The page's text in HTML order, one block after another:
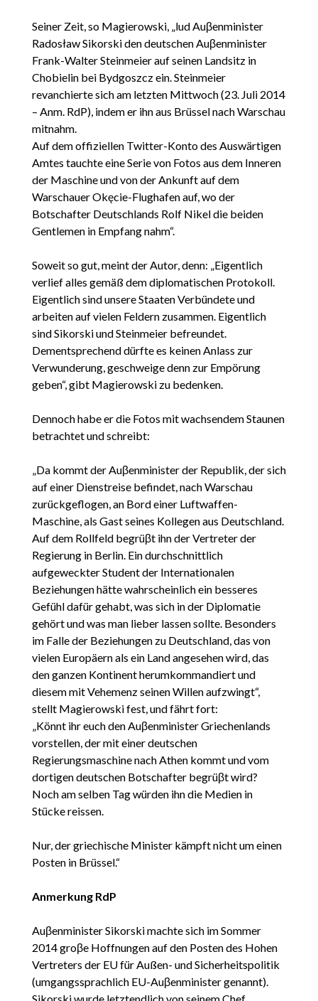
Seiner Zeit, so Magierowski, „lud Auβenminister
Radosław Sikorski den deutschen Auβenminister
Frank-Walter Steinmeier auf seinen Landsitz in
Chobielin bei Bydgoszcz ein. Steinmeier
revanchierte sich am letzten Mittwoch (23. Juli 2014
– Anm. RdP), indem er ihn aus Brüssel nach Warschau
mitnahm.
Auf dem offiziellen Twitter-Konto des Auswärtigen
Amtes tauchte eine Serie von Fotos aus dem Inneren
der Maschine und von der Ankunft auf dem
Warschauer Okęcie-Flughafen auf, wo der
Botschafter Deutschlands Rolf Nikel die beiden
Gentlemen in Empfang nahm“.
Soweit so gut, meint der Autor, denn: „Eigentlich
verlief alles gemäß dem diplomatischen Protokoll.
Eigentlich sind unsere Staaten Verbündete und
arbeiten auf vielen Feldern zusammen. Eigentlich
sind Sikorski und Steinmeier befreundet.
Dementsprechend dürfte es keinen Anlass zur
Verwunderung, geschweige denn zur Empörung
geben“, gibt Magierowski zu bedenken.
Dennoch habe er die Fotos mit wachsendem Staunen
betrachtet und schreibt:
„Da kommt der Auβenminister der Republik, der sich
auf einer Dienstreise befindet, nach Warschau
zurückgeflogen, an Bord einer Luftwaffen-
Maschine, als Gast seines Kollegen aus Deutschland.
Auf dem Rollfeld begrüβt ihn der Vertreter der
Regierung in Berlin. Ein durchschnittlich
aufgeweckter Student der Internationalen
Beziehungen hätte wahrscheinlich ein besseres
Gefühl dafür gehabt, was sich in der Diplomatie
gehört und was man lieber lassen sollte. Besonders
im Falle der Beziehungen zu Deutschland, das von
vielen Europäern als ein Land angesehen wird, das
den ganzen Kontinent herumkommandiert und
diesem mit Vehemenz seinen Willen aufzwingt“,
stellt Magierowski fest, und fährt fort:
„Könnt ihr euch den Auβenminister Griechenlands
vorstellen, der mit einer deutschen
Regierungsmaschine nach Athen kommt und vom
dortigen deutschen Botschafter begrüβt wird?
Noch am selben Tag würden ihn die Medien in
Stücke reissen.
Nur, der griechische Minister kämpft nicht um einen
Posten in Brüssel.“
Anmerkung RdP
Auβenminister Sikorski machte sich im Sommer
2014 groβe Hoffnungen auf den Posten des Hohen
Vertreters der EU für Außen- und Sicherheitspolitik
(umgangssprachlich EU-Auβenminister genannt).